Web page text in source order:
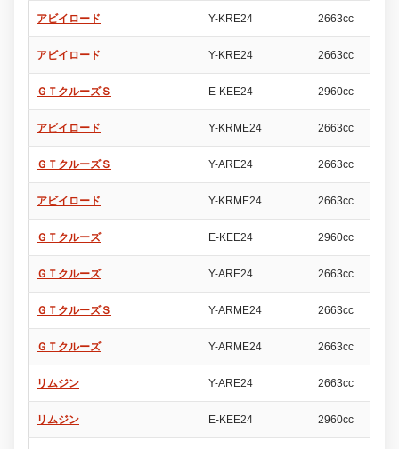
アビイロード Y-KRE24 2663cc
アビイロード Y-KRE24 2663cc
ＧＴクルーズＳ E-KEE24 2960cc
アビイロード Y-KRME24 2663cc
ＧＴクルーズＳ Y-ARE24 2663cc
アビイロード Y-KRME24 2663cc
ＧＴクルーズ E-KEE24 2960cc
ＧＴクルーズ Y-ARE24 2663cc
ＧＴクルーズＳ Y-ARME24 2663cc
ＧＴクルーズ Y-ARME24 2663cc
リムジン Y-ARE24 2663cc
リムジン E-KEE24 2960cc